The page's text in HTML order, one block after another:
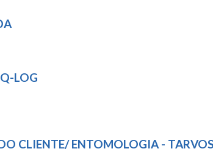
LOG
CLIENTE/ ENTOMOLOGIA - TARVOS